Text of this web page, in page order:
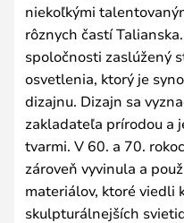
niekoľkými
rôznych častí
spoločnosti zaslúžený
osvetlenia, ktorý je
dizajnu. Dizajn sa
zakladateľa prírodou a
tvarmi. V 60. a 70.
zároveň vyvinula a
materiálov, ktoré viedli
skulpturálnejších